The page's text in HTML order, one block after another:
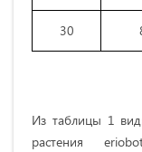
30
Из таблицы 1
растения